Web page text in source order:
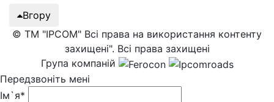
Вгору
© ТМ "IPCOM" Всі права на використання контенту
захищені". Всі права захищені
Група компаній
Передзвоніть мені
Ім`я*